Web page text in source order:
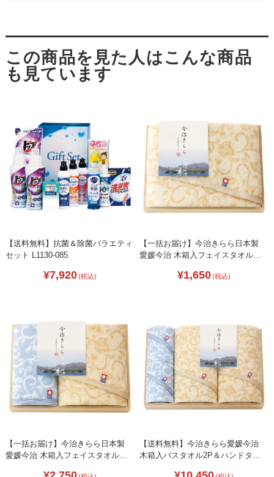
【送料無料】抗菌＆除菌バラエティ
セット L1130-085
¥7,920(税込)
【一括お届け】今治きらら日本製
愛媛今治 木箱入フェイスタオルベ
¥1,650(税込)
【一括お届け】今治きらら日本製
愛媛今治 木箱入フェイスタオル＆
【送料無料】今治きらら愛媛今治
木箱入バスタオル2P＆ハンドタオ